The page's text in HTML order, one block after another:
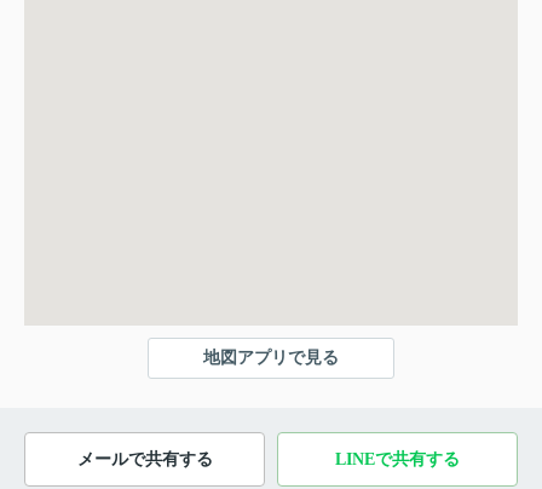
地図アプリで見る
メールで共有する LINEで共有する